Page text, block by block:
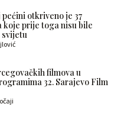
otkriveno je 37
prije toga nisu bile
svijetu
filmova u
32. Sarajevo Film